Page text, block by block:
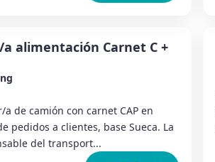
alimentación Carnet C +
de camión con carnet CAP en
pedidos a clientes, base Sueca. La
del transport...